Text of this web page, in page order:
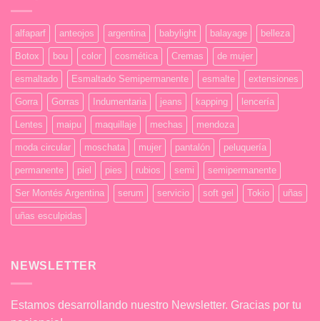
alfaparf anteojos argentina babylight balayage belleza
Botox bou color cosmética Cremas de mujer
esmaltado Esmaltado Semipermanente esmalte extensiones
Gorra Gorras Indumentaria jeans kapping lencería
Lentes maipu maquillaje mechas mendoza
moda circular moschata mujer pantalón peluquería
permanente piel pies rubios semi semipermanente
Ser Montés Argentina serum servicio soft gel Tokio uñas
uñas esculpidas
NEWSLETTER
Estamos desarrollando nuestro Newsletter. Gracias por tu